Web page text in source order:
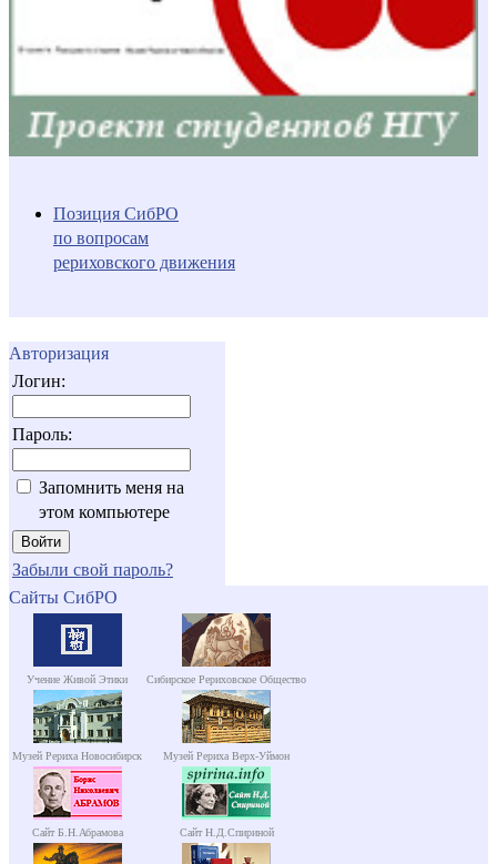
Позиция СибРО
по вопросам
рериховского движения
Авторизация
Логин:
Пароль:
Запомнить меня на
этом компьютере
Забыли свой пароль?
Сайты СибРО
Учение Живой Этики Сибирское Рериховское Общество
Музей Рериха Новосибирск Музей Рериха Верх-Уймон
Сайт Б.Н.Абрамова Сайт Н.Д.Спириной